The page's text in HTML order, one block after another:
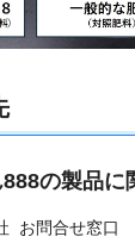
の製品に
お問合せ窓口